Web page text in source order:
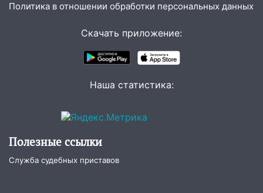
будут судить за неуплату налогов на 48
Подросток на питбайке сбил
велосипедистку: пострадали двое
знойный и сухой четверг
пострадал 38-летний водитель
иномарки
Политика в отношении обработки персональных данных
Скачать приложение:
Наша статистика:
Полезные ссылки
Служба судебных приставов